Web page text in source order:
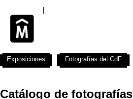
Catálogo de fotografías
Exposiciones Fotografías del CdF